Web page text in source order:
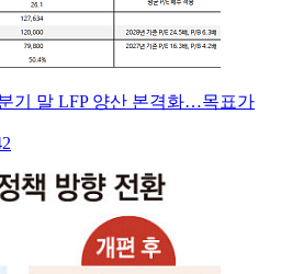
기 말 LFP 양산 본격화…목표가